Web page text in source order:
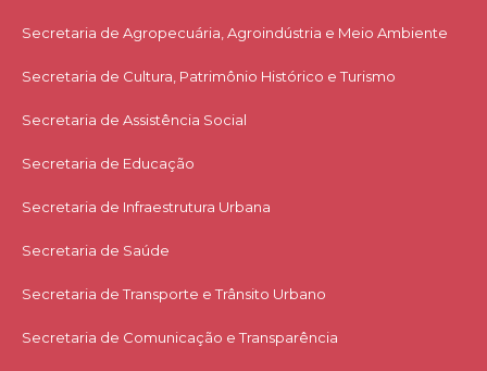
Secretaria de Agropecuária, Agroindústria e Meio Ambiente
Secretaria de Cultura, Patrimônio Histórico e Turismo
Secretaria de Assistência Social
Secretaria de Educação
Secretaria de Infraestrutura Urbana
Secretaria de Saúde
Secretaria de Transporte e Trânsito Urbano
Secretaria de Comunicação e Transparência